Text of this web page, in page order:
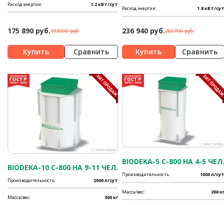
Расход энергии: 1.2 кВт/сут
175 890 руб.193500 руб.
Сравнить
Расход энергии: 1.8 кВт/сут
236 940 руб.260700 руб.
Сравнить
BIODEKA-10 C-800 НА 9-11 ЧЕЛ.
Производительность: 2000 л/сут
Масса/вес: 300 кг
BIODEKA-5 C-800 НА 4-5 ЧЕЛ.
Производительность: 1000 л/сут
Масса/вес: 200 кг